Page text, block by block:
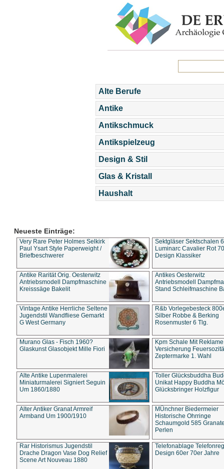
Alte Berufe
Antike
Antikschmuck
Antikspielzeug
Design & Stil
Glas & Kristall
Haushalt
Neueste Einträge:
Very Rare Peter Holmes Selkirk
Paul Ysart Style Paperweight /
Briefbeschwerer
Sektgläser Sektschalen
Luminarc Cavalier Rot
Design Klassiker
Antike Rarität Orig. Oesterwitz
Antriebsmodell Dampfmaschine
Kreisssäge Bakelit
Antikes Oesterwitz
Antriebsmodell
Stand Schleifmaschine
Vintage Antike Herrliche Seltene
Jugendstil Wandfliese Gemarkt
G West Germany
R&b Vorlegebesteck
Silber Robbe & Berking
Rosenmuster 6 Tlg.
Murano Glas - Fisch 1960?
Glaskunst Glasobjekt Mille Fiori
Kpm Schale Mit Reklame
Versicherung
Zeptermarke 1. Wahl
Alte Antike Lupenmalerei
Miniaturmalerei Signiert Seguin
Um 1860/1880
Toller Glücksbuddha
Unikat Happy Buddha
Glücksbringer Holzfigur
Alter Antiker Granat Armreif
Armband Um 1900/1910
MÜnchner Biedermeier
Historische Ohrringe
Schaumgold 585
Perlen
Rar Historismus Jugendstil
Drache Dragon Vase Dog Relief
Scene Art Nouveau 1880
Telefonablage
Design 60er 70er Jahre